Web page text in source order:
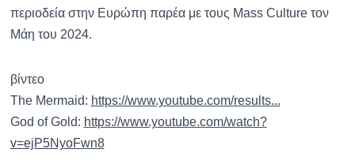
περιοδεία στην Ευρώπη παρέα με τους Mass Culture τον
Μάη του 2024.
βίντεο
The Mermaid: https://www.youtube.com/results...
God of Gold: https://www.youtube.com/watch?
v=ejP5NyoFwn8